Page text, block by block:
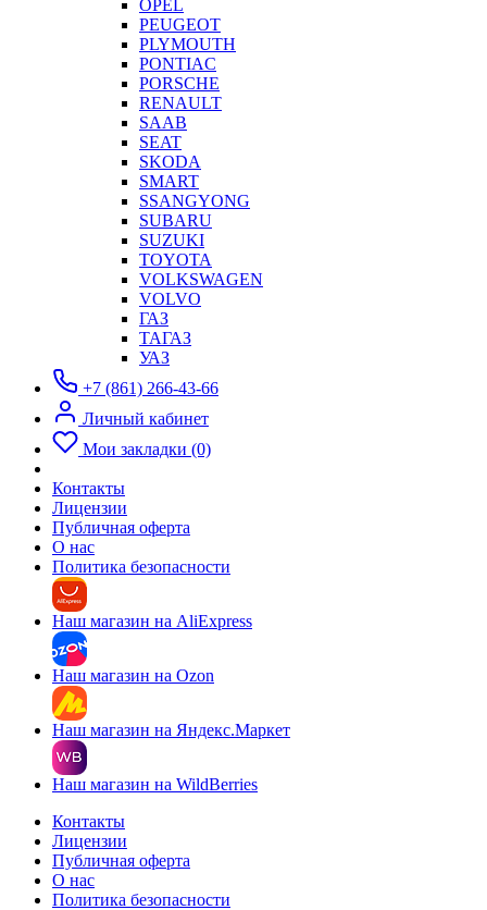
OPEL
PEUGEOT
PLYMOUTH
PONTIAC
PORSCHE
RENAULT
SAAB
SEAT
SKODA
SMART
SSANGYONG
SUBARU
SUZUKI
TOYOTA
VOLKSWAGEN
VOLVO
ГАЗ
ТАГАЗ
УАЗ
+7 (861) 266-43-66
Личный кабинет
Мои закладки (0)
Контакты
Лицензии
Публичная оферта
О нас
Политика безопасности
Наш магазин на AliExpress
Наш магазин на Ozon
Наш магазин на Яндекс.Маркет
Наш магазин на WildBerries
Контакты
Лицензии
Публичная оферта
О нас
Политика безопасности